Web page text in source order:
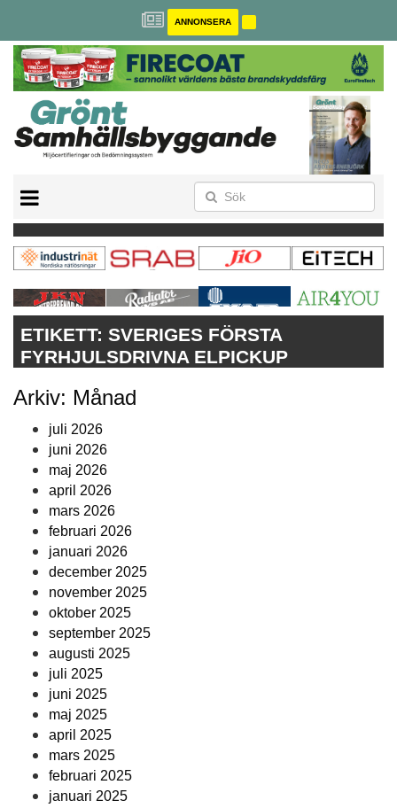
ANNONSERA
MILJÖBYGGNAD
NOLLCO2
CITYLAB
GREENBUILDING
ANNONSERA
ETIKETT: SVERIGES FÖRSTA
FYRHJULSDRIVNA ELPICKUP
Arkiv: Månad
juli 2026
juni 2026
maj 2026
april 2026
mars 2026
februari 2026
januari 2026
december 2025
november 2025
oktober 2025
september 2025
augusti 2025
juli 2025
juni 2025
maj 2025
april 2025
mars 2025
februari 2025
januari 2025